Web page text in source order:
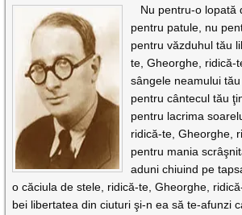
Nu pentru-o lopată
pentru patule, nu
pentru văzduhul tău
te, Gheorghe, ridică-
sângele neamului
pentru cântecul tău
pentru lacrima
ridică-te, Gheorghe,
pentru mania
aduni chiuind pe
o căciula de stele, ridică-te, Gheorghe,
bei libertatea din ciuturi şi-n ea să te-afunzi